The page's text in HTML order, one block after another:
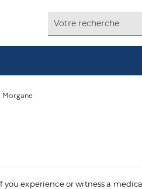
Morgane
you experience or witness a